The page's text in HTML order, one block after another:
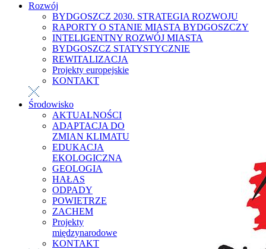
Rozwój
BYDGOSZCZ 2030. STRATEGIA ROZWOJU
RAPORTY O STANIE MIASTA BYDGOSZCZY
INTELIGENTNY ROZWÓJ MIASTA
BYDGOSZCZ STATYSTYCZNIE
REWITALIZACJA
Projekty europejskie
KONTAKT
Środowisko
AKTUALNOŚCI
ADAPTACJA DO
ZMIAN KLIMATU
EDUKACJA
EKOLOGICZNA
GEOLOGIA
HAŁAS
ODPADY
POWIETRZE
ZACHEM
Projekty
międzynarodowe
KONTAKT